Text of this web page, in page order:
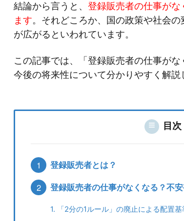
結論から言うと、 登録販売者の仕事が
ます。それどころか、国の政策や社会
が広がるといわれています。
この記事では、「登録販売者の仕事がな
今後の将来性について分かりやすく解説
目次
1 登録販売者とは？
2 登録販売者の仕事がなくなる？不
1. 「2分の1ルール」の廃止による配置